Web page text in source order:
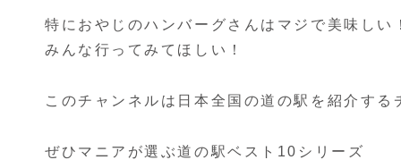
特におやじのハンバーグさんはマジで美味しい
みんな行ってみてほしい！
このチャンネルは日本全国の道の駅を紹介する
ぜひマニアが選ぶ道の駅ベスト10シリーズ